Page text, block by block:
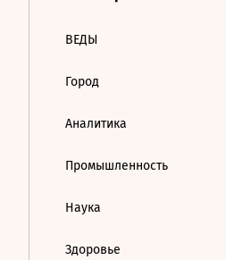
ВЕДЫ
Город
Аналитика
Промышленность
Наука
Здоровье